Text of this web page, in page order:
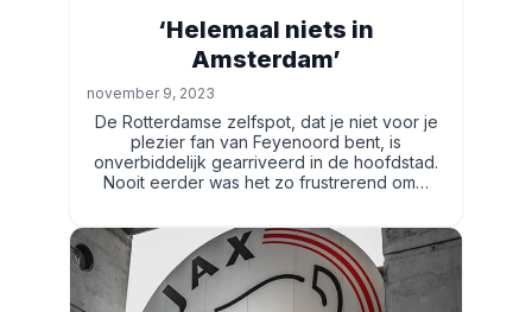
‘Helemaal niets in
Amsterdam’
november 9, 2023
De Rotterdamse zelfspot, dat je niet voor je
plezier fan van Feyenoord bent, is
onverbiddelijk gearriveerd in de hoofdstad.
Nooit eerder was het zo frustrerend om…